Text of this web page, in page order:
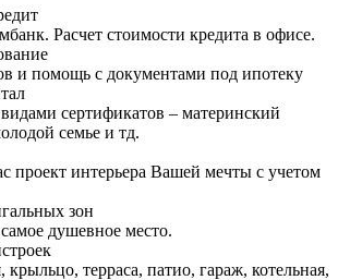
Расчет стоимости кредита в офисе.
и помощь с документами под ипотеку
сертификатов – материнский
семье и тд.
проект интерьера Вашей мечты с учетом
зон
душевное место.
терраса, патио, гараж, котельная,